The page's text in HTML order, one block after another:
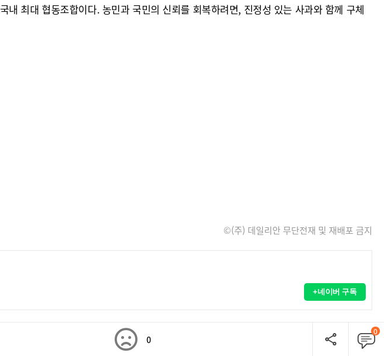
최대 협동조합이다. 농민과 국민의 신뢰를 회복하려면, 진정성 있는 사과와 함께 구체
©(주) 데일리안 무단전재 및 재배포 금지
+네이버 구독
0
0